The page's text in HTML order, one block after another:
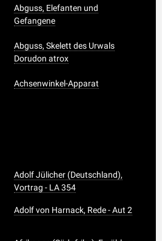
Abguss, Elefanten und
Gefangene
Abguss, Skelett des Urwals
Dorudon atrox
Achsenwinkel-Apparat
Adolf Jülicher (Deutschland),
Vortrag - LA 354
Adolf von Harnack, Rede - Aut 2